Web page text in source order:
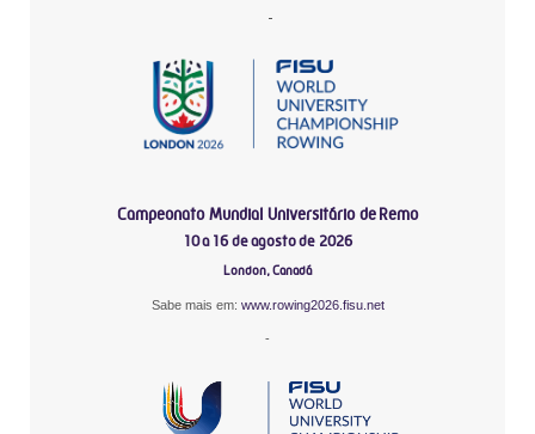
-
Campeonato Mundial Universitário de Remo
10 a 16 de agosto de 2026
London, Canadá
Sabe mais em: www.rowing2026.fisu.net
-